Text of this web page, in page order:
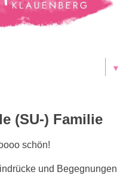
▼
(SU-) Familie
schön!
und Begegnungen